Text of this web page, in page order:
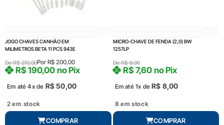
JOGO CHAVES CANHÃO EM
MILIMETROS BETA 11 PCS 943E
DeR$210,00Por R$ 200,00
Em até 4x de R$50,00
R$190,00 no Pix
2 em stock
COMPRAR
MICRO-CHAVE DE FENDA (2,0) BW
1257LP
DeR$8,00
Em até 1x de R$ 8,00
R$7,60 no Pix
8 em stock
COMPRAR